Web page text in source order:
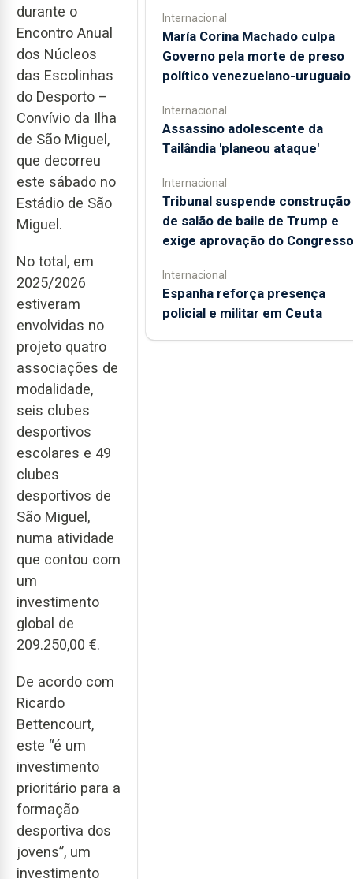
durante o
Encontro Anual
dos Núcleos
das Escolinhas
do Desporto –
Convívio da Ilha
de São Miguel,
que decorreu
este sábado no
Estádio de São
Miguel.
No total, em
2025/2026
estiveram
envolvidas no
projeto quatro
associações de
modalidade,
seis clubes
desportivos
escolares e 49
clubes
desportivos de
São Miguel,
numa atividade
que contou com
um
investimento
global de
209.250,00 €.
De acordo com
Ricardo
Bettencourt,
este “é um
investimento
prioritário para a
formação
desportiva dos
jovens”, um
investimento
Internacional
María Corina Machado culpa
Governo pela morte de preso
político venezuelano-uruguaio
Internacional
Assassino adolescente da
Tailândia 'planeou ataque'
Internacional
Tribunal suspende construção
de salão de baile de Trump e
exige aprovação do Congresso
Internacional
Espanha reforça presença
policial e militar em Ceuta